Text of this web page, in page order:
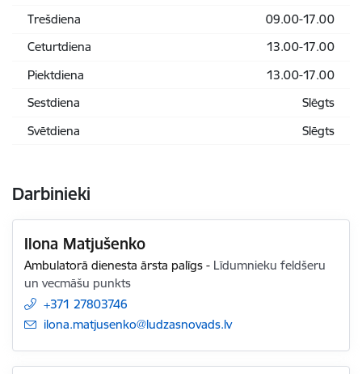
Trešdiena
09.00-17.00
Ceturtdiena
13.00-17.00
Piektdiena
13.00-17.00
Sestdiena
Slēgts
Svētdiena
Slēgts
Darbinieki
Ilona Matjušenko
Ambulatorā dienesta ārsta palīgs - Līdumnieku feldšeru
un vecmāšu punkts
+371 27803746
E-pasts:
ilona.matjusenko@ludzasnovads.lv